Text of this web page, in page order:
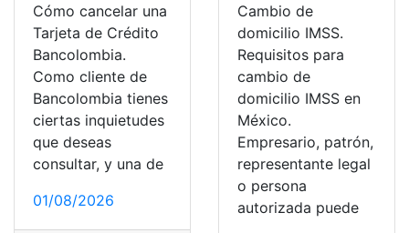
Cómo cancelar una
Tarjeta de Crédito
Bancolombia.
Como cliente de
Bancolombia tienes
ciertas inquietudes
que deseas
consultar, y una de
01/08/2026
Cambio de
domicilio IMSS.
Requisitos para
cambio de
domicilio IMSS en
México.
Empresario, patrón,
representante legal
o persona
autorizada puede